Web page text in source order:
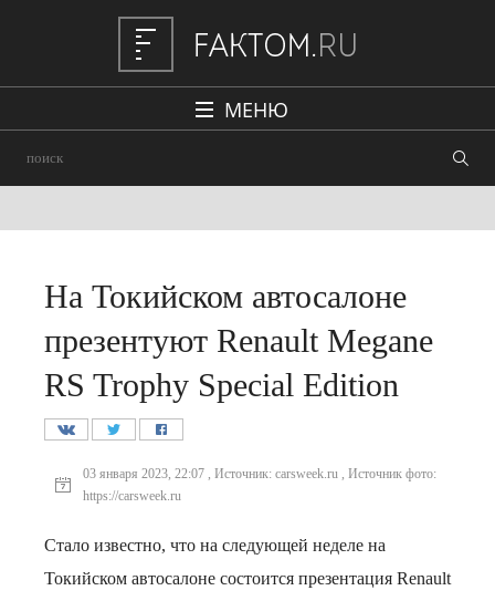
МЕНЮ
Происшествия
Редакция
На Токийском автосалоне
презентуют Renault Megane
RS Trophy Special Edition
03 января 2023, 22:07 , Источник: carsweek.ru , Источник фото:
https://carsweek.ru
Стало известно, что на следующей неделе на
Токийском автосалоне состоится презентация Renault